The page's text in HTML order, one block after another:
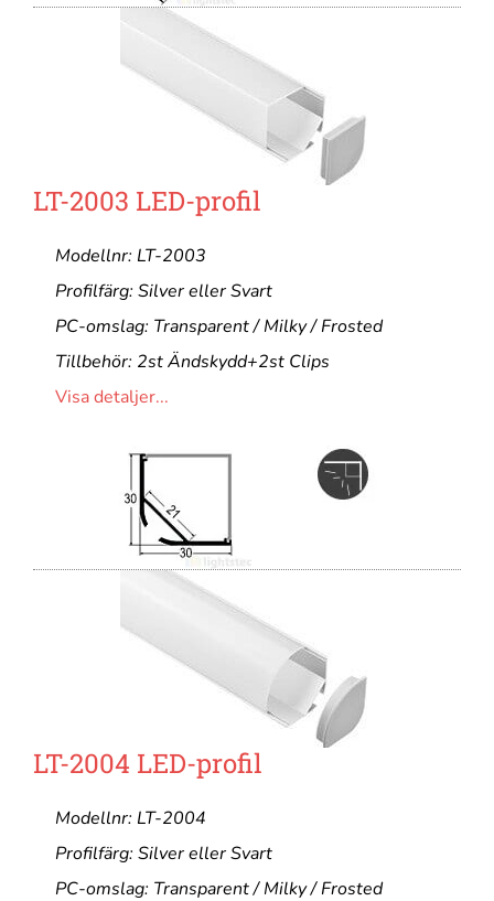
LT-2003 LED-profil
Modellnr: LT-2003
Profilfärg: Silver eller Svart
PC-omslag: Transparent / Milky / Frosted
Tillbehör: 2st Ändskydd+2st Clips
Visa detaljer...
LT-2004 LED-profil
Modellnr: LT-2004
Profilfärg: Silver eller Svart
PC-omslag: Transparent / Milky / Frosted